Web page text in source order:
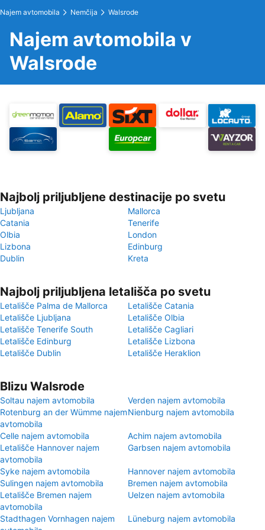
Najem avtomobila Nemčija Walsrode
Najem avtomobila v
Walsrode
Najbolj priljubljene destinacije po svetu
Ljubljana
Mallorca
Catania
Tenerife
Olbia
London
Lizbona
Edinburg
Dublin
Kreta
Najbolj priljubljena letališča po svetu
Letališče Palma de Mallorca
Letališče Catania
Letališče Ljubljana
Letališče Olbia
Letališče Tenerife South
Letališče Cagliari
Letališče Edinburg
Letališče Lizbona
Letališče Dublin
Letališče Heraklion
Blizu Walsrode
Soltau najem avtomobila
Verden najem avtomobila
Rotenburg an der Wümme najem
avtomobila
Nienburg najem avtomobila
Celle najem avtomobila
Achim najem avtomobila
Letališče Hannover najem
avtomobila
Garbsen najem avtomobila
Syke najem avtomobila
Hannover najem avtomobila
Sulingen najem avtomobila
Bremen najem avtomobila
Letališče Bremen najem
avtomobila
Uelzen najem avtomobila
Stadthagen Vornhagen najem
Lüneburg najem avtomobila